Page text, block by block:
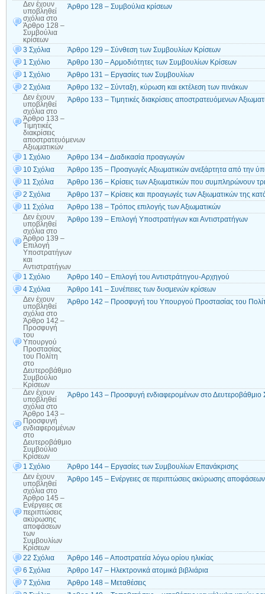
Δεν έχουν
υποβληθεί
σχόλια στο
Άρθρο 128 –
Συμβούλια
κρίσεων
Άρθρο 128 – Συμβούλια κρίσεων
3 Σχόλια
Άρθρο 129 – Σύνθεση των Συμβουλίων Κρίσεων
1 Σχόλιο
Άρθρο 130 – Αρμοδιότητες των Συμβουλίων Κρίσεων
1 Σχόλιο
Άρθρο 131 – Εργασίες των Συμβουλίων
2 Σχόλια
Άρθρο 132 – Σύνταξη, κύρωση και εκτέλεση των πινάκων
Δεν έχουν
υποβληθεί
σχόλια στο
Άρθρο 133 –
Τιμητικές
διακρίσεις
αποστρατευόμενων
Αξιωματικών
Άρθρο 133 – Τιμητικές διακρίσεις αποστρατευόμενων
1 Σχόλιο
Άρθρο 134 – Διαδικασία προαγωγών
10 Σχόλια
Άρθρο 135 – Προαγωγές Αξιωματικών ανεξάρτητα από την
11 Σχόλια
Άρθρο 136 – Κρίσεις των Αξιωματικών που συμπληρώνουν
2 Σχόλια
Άρθρο 137 – Κρίσεις και προαγωγές των Αξιωματικών της
11 Σχόλια
Άρθρο 138 – Τρόπος επιλογής των Αξιωματικών
Δεν έχουν
υποβληθεί
σχόλια στο
Άρθρο 139 –
Επιλογή
Υποστρατήγων
και
Αντιστρατήγων
Άρθρο 139 – Επιλογή Υποστρατήγων και Αντιστρατήγων
1 Σχόλιο
Άρθρο 140 – Επιλογή του Αντιστράτηγου-Αρχηγού
4 Σχόλια
Άρθρο 141 – Συνέπειες των δυσμενών κρίσεων
Δεν έχουν
υποβληθεί
σχόλια στο
Άρθρο 142 –
Προσφυγή
του
Υπουργού
Προστασίας
του Πολίτη
στο
Δευτεροβάθμιο
Συμβούλιο
Κρίσεων
Άρθρο 142 – Προσφυγή του Υπουργού Προστασίας του
Δεν έχουν
υποβληθεί
σχόλια στο
Άρθρο 143 –
Προσφυγή
ενδιαφερομένων
στο
Δευτεροβάθμιο
Συμβούλιο
Κρίσεων
Άρθρο 143 – Προσφυγή ενδιαφερομένων στο Δευτεροβάθμιο
1 Σχόλιο
Άρθρο 144 – Εργασίες των Συμβουλίων Επανάκρισης
Δεν έχουν
υποβληθεί
σχόλια στο
Άρθρο 145 –
Ενέργειες σε
περιπτώσεις
ακύρωσης
αποφάσεων
των
Συμβουλίων
Κρίσεων
Άρθρο 145 – Ενέργειες σε περιπτώσεις ακύρωσης
22 Σχόλια
Άρθρο 146 – Αποστρατεία λόγω ορίου ηλικίας
6 Σχόλια
Άρθρο 147 – Ηλεκτρονικά ατομικά βιβλιάρια
7 Σχόλια
Άρθρο 148 – Μεταθέσεις